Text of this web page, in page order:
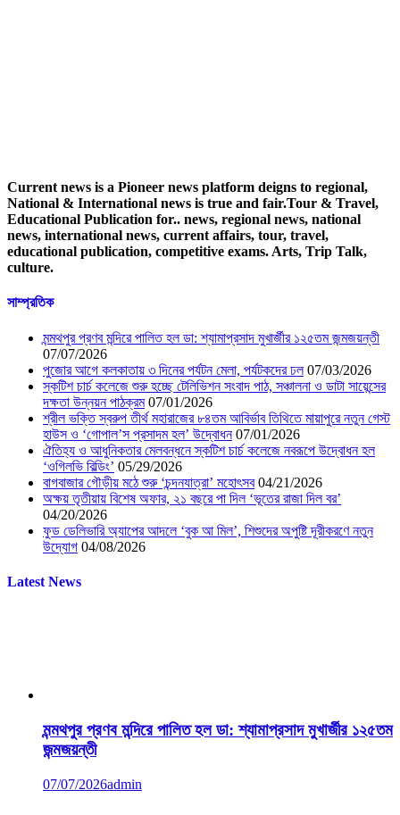
Current news is a Pioneer news platform deigns to regional,
National & International news is true and fair.Tour & Travel,
Educational Publication for.. news, regional news, national
news, international news, current affairs, tour, travel,
educational publication, competitive exams. Arts, Trip Talk,
culture.
সাম্প্রতিক
মন্মথপুর প্রণব মন্দিরে পালিত হল ডা: শ্যামাপ্রসাদ মুখার্জীর ১২৫তম জন্মজয়ন্তী
07/07/2026
পুজোর আগে কলকাতায় ৩ দিনের পর্যটন মেলা, পর্যটকদের ঢল 07/03/2026
স্কটিশ চার্চ কলেজে শুরু হচ্ছে টেলিভিশন সংবাদ পাঠ, সঞ্চালনা ও ডাটা সায়েন্সের
দক্ষতা উন্নয়ন পাঠক্রম 07/01/2026
শ্রীল ভক্তি স্বরুপ তীর্থ মহারাজের ৮৪তম আবির্ভাব তিথিতে মায়াপুরে নতুন গেস্ট
হাউস ও ‘গোপাল’স প্রসাদম হল’ উদ্বোধন 07/01/2026
ঐতিহ্য ও আধুনিকতার মেলবন্ধনে স্কটিশ চার্চ কলেজে নবরূপে উদ্বোধন হল
‘ওগিলভি বিল্ডিং’ 05/29/2026
বাগবাজার গৌড়ীয় মঠে শুরু ‘চন্দনযাত্রা’ মহোৎসব 04/21/2026
অক্ষয় তৃতীয়ায় বিশেষ অফার, ২১ বছরে পা দিল ‘ভূতের রাজা দিল বর’
04/20/2026
ফুড ডেলিভারি অ্যাপের আদলে ‘বুক আ মিল’, শিশুদের অপুষ্টি দূরীকরণে নতুন
উদ্যোগ 04/08/2026
Latest News
মন্মথপুর প্রণব মন্দিরে পালিত হল ডা: শ্যামাপ্রসাদ মুখার্জীর ১২৫তম
জন্মজয়ন্তী
07/07/2026admin